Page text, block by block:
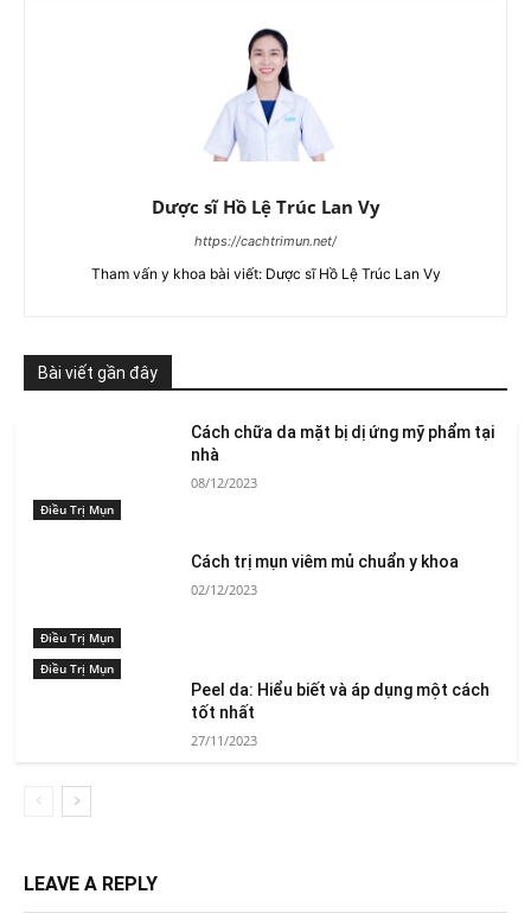
Dược sĩ Hồ Lệ Trúc Lan Vy
https://cachtrimun.net/
Tham vấn y khoa bài viết: Dược sĩ Hồ Lệ Trúc Lan Vy
Bài viết gần đây
Điều Trị Mụn
Cách chữa da mặt bị dị ứng mỹ phẩm tại
nhà
08/12/2023
Điều Trị Mụn
Cách trị mụn viêm mủ chuẩn y khoa
02/12/2023
Điều Trị Mụn
Peel da: Hiểu biết và áp dụng một cách
tốt nhất
27/11/2023
LEAVE A REPLY